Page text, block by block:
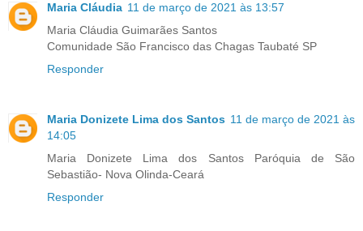
Maria Cláudia 11 de março de 2021 às 13:57
Maria Cláudia Guimarães Santos
Comunidade São Francisco das Chagas Taubaté SP
Responder
Maria Donizete Lima dos Santos 11 de março de 2021 às
14:05
Maria Donizete Lima dos Santos Paróquia de São
Sebastião- Nova Olinda-Ceará
Responder